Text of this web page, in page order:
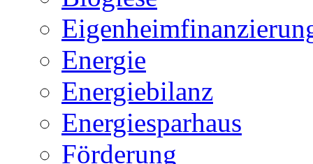
Energie
Energiebilanz
Energiesparhaus
Förderung